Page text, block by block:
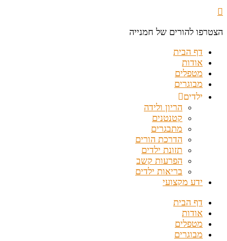
הצטרפו להורים של חמנייה
דף הבית
אודות
מטפלים
מבוגרים
ילדים
הריון ולידה
קטנטנים
מתבגרים
הדרכת הורים
תזונת ילדים
הפרעות קשב
בריאות ילדים
ידע מקצועי
דף הבית
אודות
מטפלים
מבוגרים